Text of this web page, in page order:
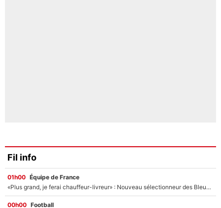
Fil info
01h00 Équipe de France
«Plus grand, je ferai chauffeur-livreur» : Nouveau sélectionneur des Bleus, Zinédine Zidane s’était imaginé un avenir très différent lorsqu'il était enfant
00h00 Football